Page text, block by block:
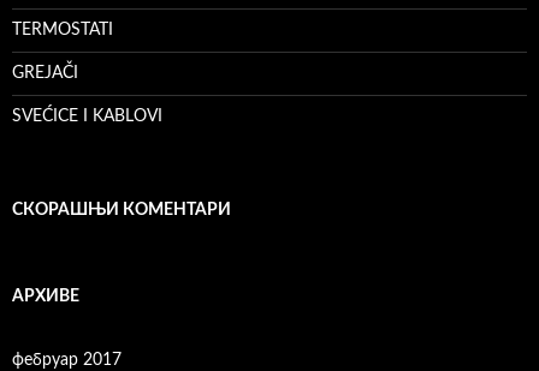
TERMOSTATI
GREJAČI
SVEĆICE I KABLOVI
СКОРАШЊИ КОМЕНТАРИ
АРХИВЕ
фебруар 2017